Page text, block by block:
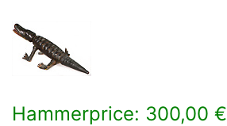
Hammerprice: 300,00 €